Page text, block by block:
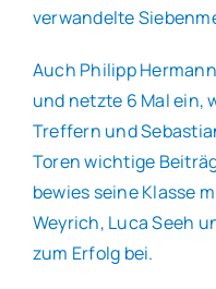
verwandelte
Auch Philipp
und netzte 6 Mal ein,
Treffern und
Toren wichtige
bewies seine Klasse
Weyrich, Luca Seeh
zum Erfolg bei.